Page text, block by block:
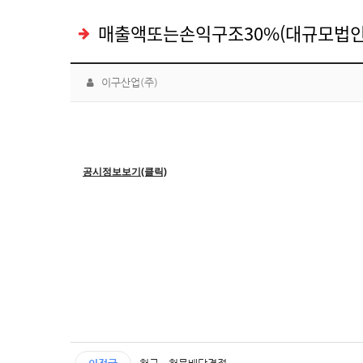
매출액또는손익구조30%(대규모법
이구산업(주)
공시정보보기(클릭)